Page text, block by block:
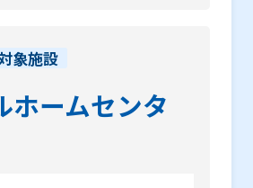
象施設
ホームセンタ